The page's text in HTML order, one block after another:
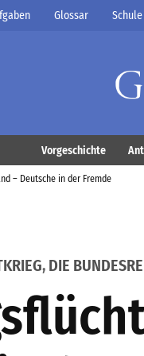
Glossar
Vorgeschichte
– Deutsche in der Fremde
, DIE